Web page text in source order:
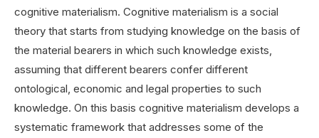
cognitive materialism. Cognitive materialism is a social
theory that starts from studying knowledge on the basis of
the material bearers in which such knowledge exists,
assuming that different bearers confer different
ontological, economic and legal properties to such
knowledge. On this basis cognitive materialism develops a
systematic framework that addresses some of the